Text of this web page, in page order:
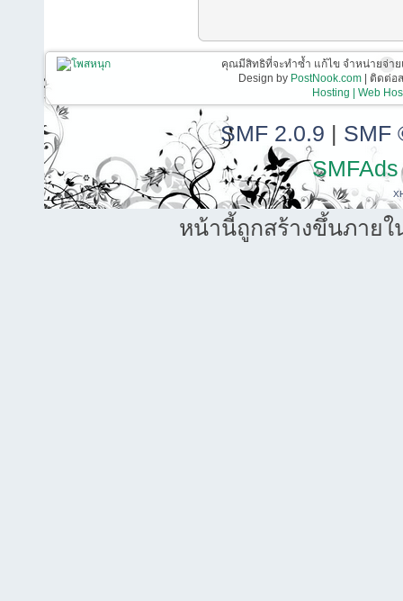
คุณมีสิทธิที่จะทำซ้ำ แก้ไข จำหน่ายจ่า
Design by PostNook.com| ติดต่อส
Hosting | Web
SMF 2.0.9 | SMF
SMFAds
หน้านี้ถูกสร้างขึ้นภายใ